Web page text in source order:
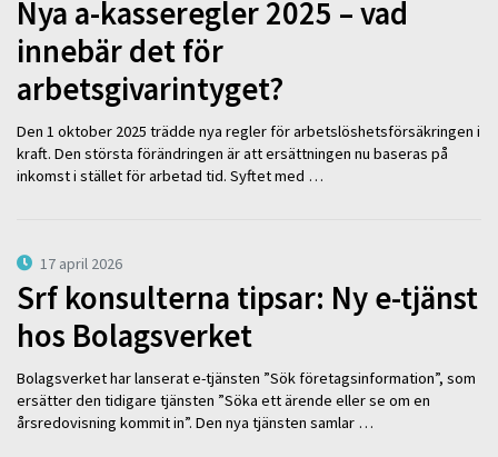
Nya a-kasseregler 2025 – vad
innebär det för
arbetsgivarintyget?
Den 1 oktober 2025 trädde nya regler för arbetslöshetsförsäkringen i
kraft. Den största förändringen är att ersättningen nu baseras på
inkomst i stället för arbetad tid. Syftet med …
17 april 2026
Srf konsulterna tipsar: Ny e-tjänst
hos Bolagsverket
Bolagsverket har lanserat e-tjänsten ”Sök företagsinformation”, som
ersätter den tidigare tjänsten ”Söka ett ärende eller se om en
årsredovisning kommit in”. Den nya tjänsten samlar …